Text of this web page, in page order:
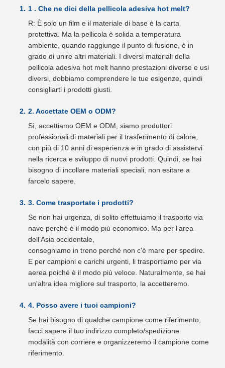
1 . Che ne dici della pellicola adesiva hot melt?
R: È solo un film e il materiale di base è la carta
protettiva. Ma la pellicola è solida a temperatura
ambiente, quando raggiunge il punto di fusione, è in
grado di unire altri materiali. I diversi materiali della
pellicola adesiva hot melt hanno prestazioni diverse e usi
diversi, dobbiamo comprendere le tue esigenze, quindi
consigliarti i prodotti giusti.
2. Accettate OEM o ODM?
Sì, accettiamo OEM e ODM, siamo produttori
professionali di materiali per il trasferimento di calore,
con più di 10 anni di esperienza e in grado di assistervi
nella ricerca e sviluppo di nuovi prodotti. Quindi, se hai
bisogno di incollare materiali speciali, non esitare a
farcelo sapere.
3. Come trasportate i prodotti?
Se non hai urgenza, di solito effettuiamo il trasporto via
nave perché è il modo più economico. Ma per l’area
dell’Asia occidentale,
consegniamo in treno perché non c'è mare per spedire.
E per campioni e carichi urgenti, li trasportiamo per via
aerea poiché è il modo più veloce. Naturalmente, se hai
un'altra idea migliore sul trasporto, la accetteremo.
4. Posso avere i tuoi campioni?
Se hai bisogno di qualche campione come riferimento,
facci sapere il tuo indirizzo completo/spedizione
modalità con corriere e organizzeremo il campione come
riferimento.